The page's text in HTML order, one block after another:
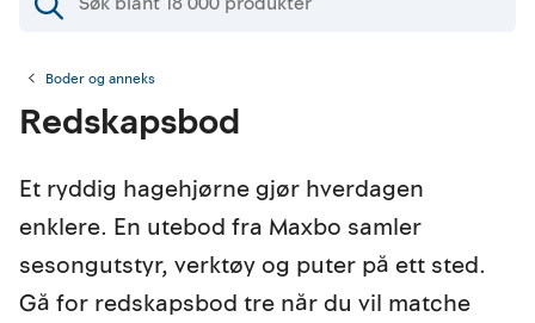
Boder og anneks
Redskapsbod
Et ryddig hagehjørne gjør hverdagen
enklere. En utebod fra Maxbo samler
sesongutstyr, verktøy og puter på ett sted.
Gå for redskapsbod tre når du vil matche